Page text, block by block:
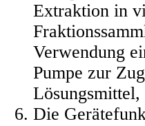
Extraktion in
Verwendung
Pumpe zur
Die